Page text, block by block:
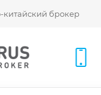
брокер